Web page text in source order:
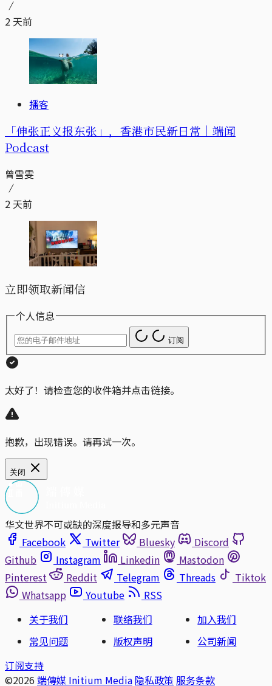
2 天前
播客
「伸张正义报东张」，香港市民新日常｜端闻
Podcast
曾雪雯
2 天前
立即领取新闻信
个人信息
订阅
太好了！请检查您的收件箱并点击链接。
抱歉，出现错误。请再试一次。
关闭
华文世界不可或缺的深度报导和多元声音
Facebook
Twitter Bluesky
Discord
Github
Instagram Linkedin
Mastodon
Pinterest
Reddit Telegram Threads
Tiktok
Whatsapp
Youtube
RSS
关于我们
联络我们
加入我们
常见问题
版权声明
公司新闻
订阅支持
©2026 端傳媒 Initium Media 隐私政策 服务条款